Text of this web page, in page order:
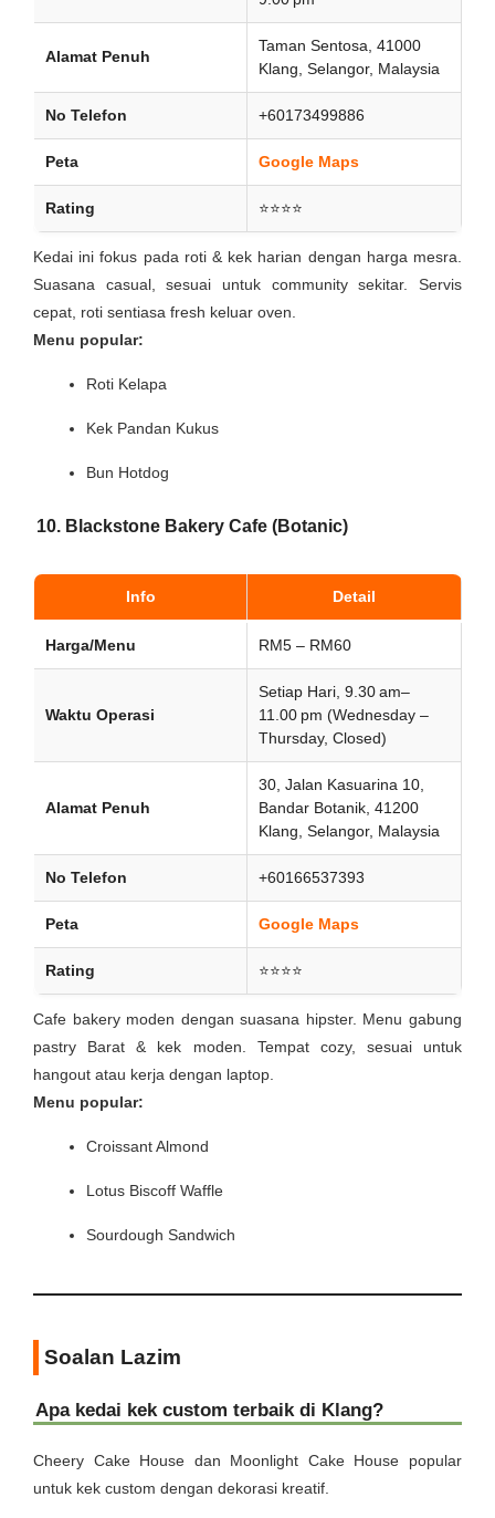
Alamat Penuh
Taman Sentosa, 41000
Klang, Selangor, Malaysia
No Telefon +60173499886
Peta Google Maps
Rating ⭐⭐⭐⭐
Kedai ini fokus pada roti & kek harian dengan harga mesra.
Suasana casual, sesuai untuk community sekitar. Servis
cepat, roti sentiasa fresh keluar oven.
Menu popular:
Roti Kelapa
Kek Pandan Kukus
Bun Hotdog
10. Blackstone Bakery Cafe (Botanic)
Info Detail
Harga/Menu RM5 – RM60
Waktu Operasi
Setiap Hari, 9.30 am–
11.00 pm (Wednesday –
Thursday, Closed)
Alamat Penuh
30, Jalan Kasuarina 10,
Bandar Botanik, 41200
Klang, Selangor, Malaysia
No Telefon +60166537393
Peta Google Maps
Rating ⭐⭐⭐⭐
Cafe bakery moden dengan suasana hipster. Menu gabung
pastry Barat & kek moden. Tempat cozy, sesuai untuk
hangout atau kerja dengan laptop.
Menu popular:
Croissant Almond
Lotus Biscoff Waffle
Sourdough Sandwich
Soalan Lazim
Apa kedai kek custom terbaik di Klang?
Cheery Cake House dan Moonlight Cake House popular
untuk kek custom dengan dekorasi kreatif.